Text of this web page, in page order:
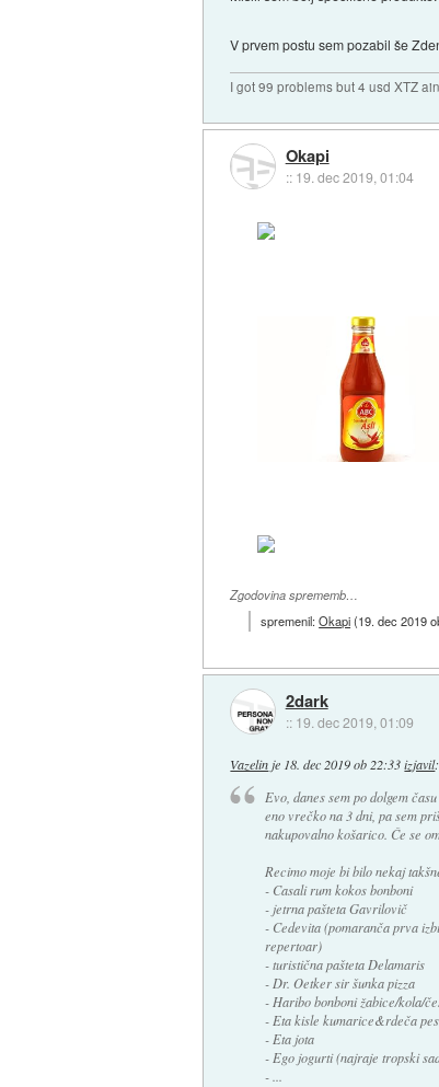
V prvem postu sem pozabil še
I got 99 problems but 4 usd XTZ
Okapi
:: 19. dec 2019, 01:04
Zgodovina sprememb…
spremenil:Okapi(19. dec 2019
2dark
:: 19. dec 2019, 01:09
Vazelin je 18. dec 2019 ob 22:33 izjavil:
Evo, danes sem po dolgem
eno vrečko na 3 dni, pa sem
nakupovalno košarico. Če se
Recimo moje bi bilo nekaj
- Casali rum kokos bonboni
- jetrna pašteta Gavrilovič
- Cedevita (pomaranča prva
repertoar)
- turistična pašteta Delamaris
- Dr. Oetker sir šunka pizza
- Haribo bonboni žabice/kola/
- Eta kisle kumarice&rdeča
- Eta jota
- Ego jogurti (najraje tropski
- ...